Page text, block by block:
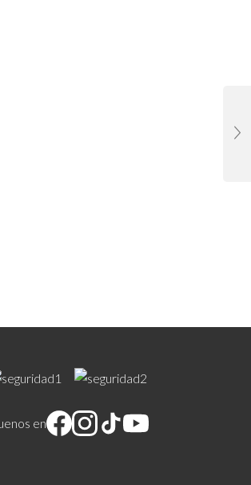
en